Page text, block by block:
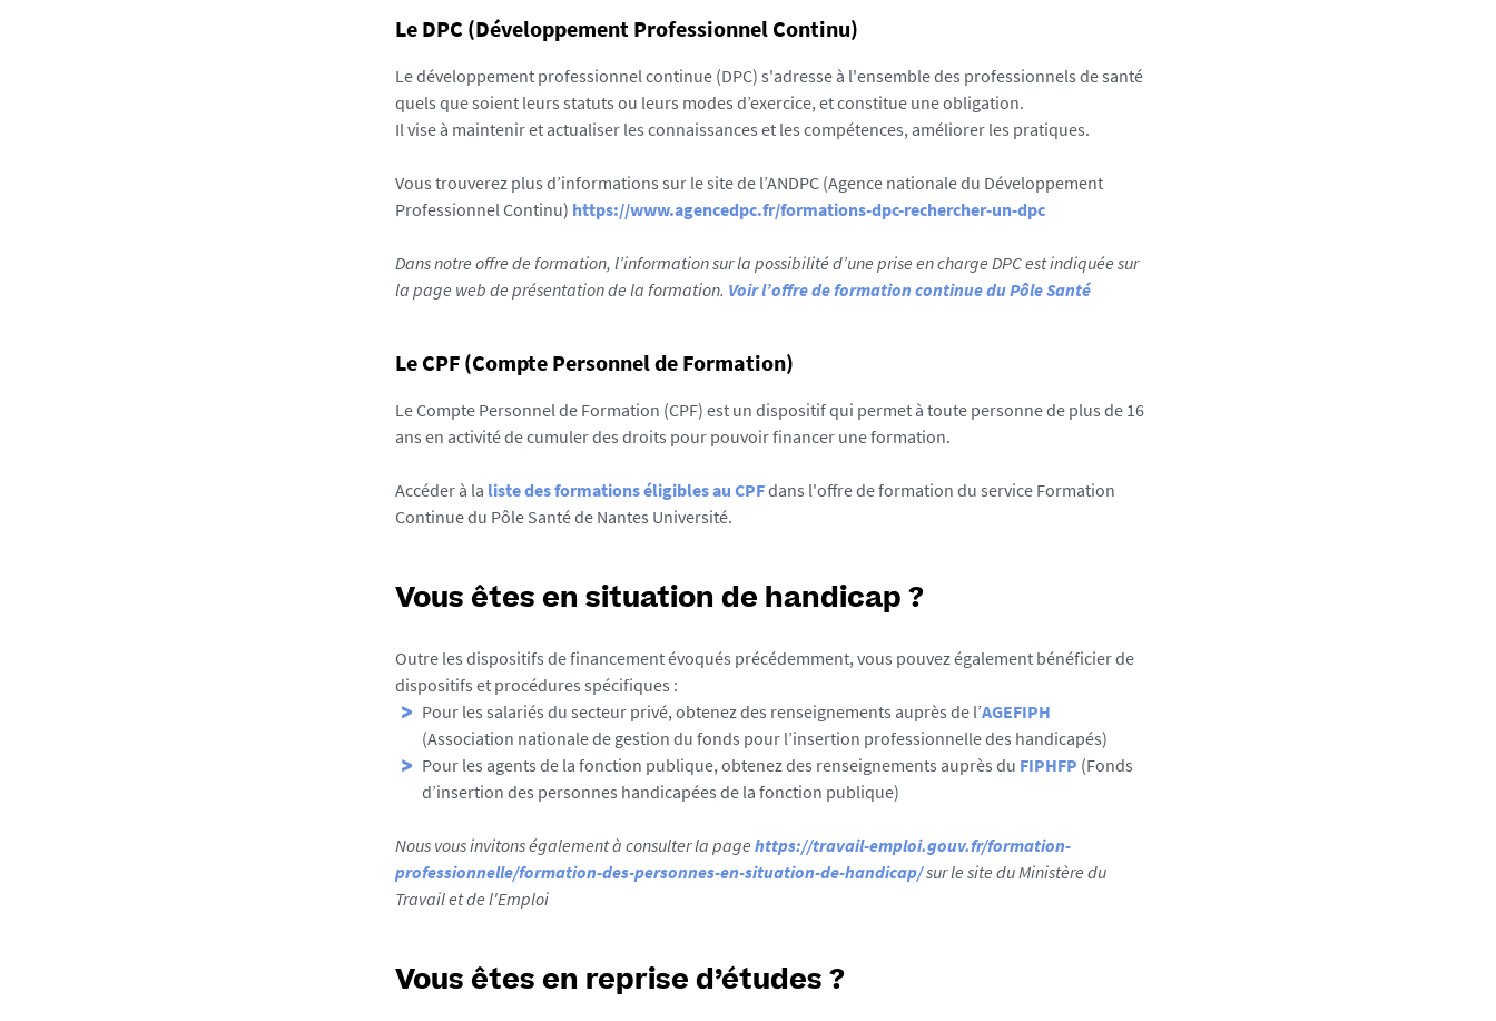
Le DPC (Développement Professionnel Continu)
Le développement professionnel continue (DPC) s'adresse à l'ensemble des professionnels de santé
quels que soient leurs statuts ou leurs modes d’exercice, et constitue une obligation.
Il vise à maintenir et actualiser les connaissances et les compétences, améliorer les pratiques.
Vous trouverez plus d’informations sur le site de l’ANDPC (Agence nationale du Développement
Professionnel Continu) https://www.agencedpc.fr/formations-dpc-rechercher-un-dpc
Dans notre offre de formation, l’information sur la possibilité d’une prise en charge DPC est indiquée sur
la page web de présentation de la formation. Voir l’offre de formation continue du Pôle Santé
Le CPF (Compte Personnel de Formation)
Le Compte Personnel de Formation (CPF) est un dispositif qui permet à toute personne de plus de 16
ans en activité de cumuler des droits pour pouvoir financer une formation.
Accéder à la liste des formations éligibles au CPFdans l'offre de formation du service Formation
Continue du Pôle Santé de Nantes Université.
Vous êtes en situation de handicap ?
Outre les dispositifs de financement évoqués précédemment, vous pouvez également bénéficier de
dispositifs et procédures spécifiques :
Pour les salariés du secteur privé, obtenez des renseignements auprès de l’AGEFIPH
(Association nationale de gestion du fonds pour l’insertion professionnelle des handicapés)
Pour les agents de la fonction publique, obtenez des renseignements auprès du FIPHFP (Fonds
d’insertion des personnes handicapées de la fonction publique)
Nous vous invitons également à consulter la page https://travail-emploi.gouv.fr/formation-
professionnelle/formation-des-personnes-en-situation-de-handicap/sur le site du Ministère du
Travail et de l'Emploi
Vous êtes en reprise d’études ?